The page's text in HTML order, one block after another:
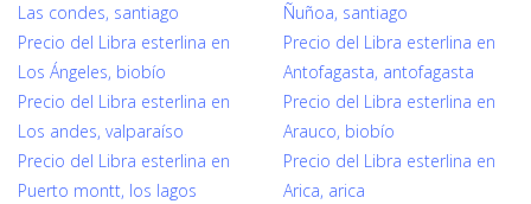
Las condes, santiago
Precio del Libra esterlina en
Los Ángeles, biobío
Precio del Libra esterlina en
Los andes, valparaíso
Precio del Libra esterlina en
Puerto montt, los lagos
Ñuñoa, santiago
Precio del Libra esterlina en
Antofagasta, antofagasta
Precio del Libra esterlina en
Arauco, biobío
Precio del Libra esterlina en
Arica, arica